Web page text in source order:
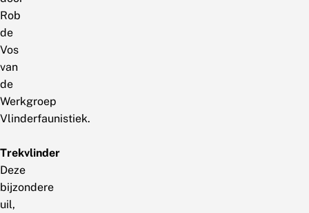
Rob
de
Vos
van
de
Werkgroep
Vlinderfaunistiek.
Trekvlinder
Deze
bijzondere
uil,